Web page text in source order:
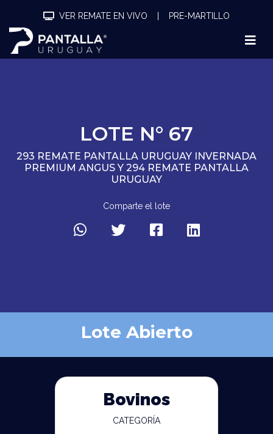
VER REMATE EN VIVO PRE-MARTILLO
LOTE N° 67
293 REMATE PANTALLA URUGUAY INVERNADA
PREMIUM ANGUS Y 294 REMATE PANTALLA
URUGUAY
Comparte el lote
Lote Abierto
Bovinos
CATEGORÍA